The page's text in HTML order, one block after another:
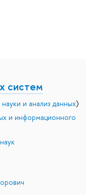
систем
и анализ данных)
и информационного